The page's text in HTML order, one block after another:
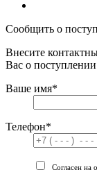
Сообщить о
Внесите
Вас о поступлении
Ваше имя*
Телефон*
Согласен на